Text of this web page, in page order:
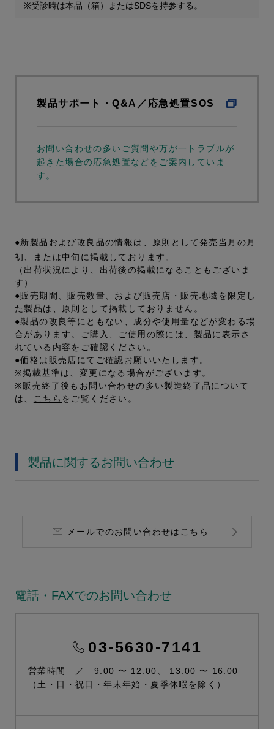
※受診時は本品（箱）またはSDSを持参する。
製品サポート・Q&A／応急処置SOS
お問い合わせの多いご質問や万が一トラブルが
起きた場合の応急処置などをご案内していま
す。
●新製品および改良品の情報は、原則として発売当月の月
初、または中旬に掲載しております。
（出荷状況により、出荷後の掲載になることもございま
す）
●販売期間、販売数量、および販売店・販売地域を限定し
た製品は、原則として掲載しておりません。
●製品の改良等にともない、成分や使用量などが変わる場
合があります。ご購入、ご使用の際には、製品に表示さ
れている内容をご確認ください。
●価格は販売店にてご確認お願いいたします。
※掲載基準は、変更になる場合がございます。
※販売終了後もお問い合わせの多い製造終了品について
は、
こちら をご覧ください。
製品に関するお問い合わせ
メールでのお問い合わせはこちら
電話・FAXでのお問い合わせ
03-5630-7141
営業時間 ／ 9:00 〜 12:00、 13:00 〜 16:00
（土・日・祝日・年末年始・夏季休暇を除く）